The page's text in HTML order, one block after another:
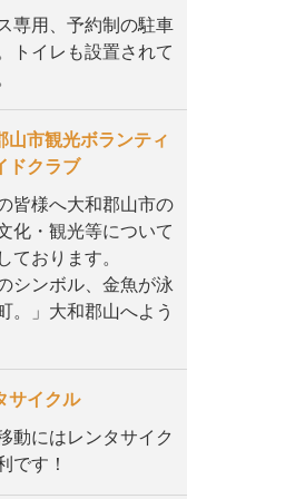
専用、予約制の駐車
トイレも設置されて
山市観光ボランティ
ドクラブ
皆様へ大和郡山市の
化・観光等について
ております。
シンボル、金魚が泳
。」大和郡山へよう
サイクル
動にはレンタサイク
です！